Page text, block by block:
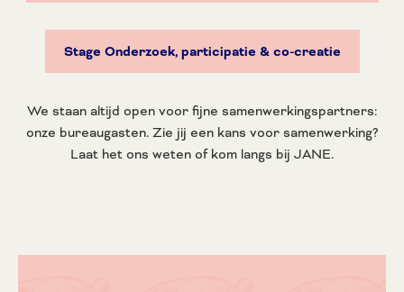
Stage Onderzoek, participatie & co-creatie
We staan altijd open voor fijne samenwerkingspartners:
onze bureaugasten. Zie jij een kans voor samenwerking?
Laat het ons weten of kom langs bij JANE.